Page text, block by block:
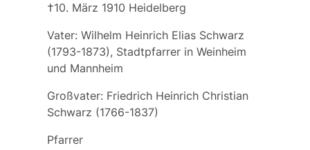
†10. März 1910 Heidelberg
Vater: Wilhelm Heinrich Elias Schwarz
(1793-1873), Stadtpfarrer in Weinheim
und Mannheim
Großvater: Friedrich Heinrich Christian
Schwarz (1766-1837)
Pfarrer